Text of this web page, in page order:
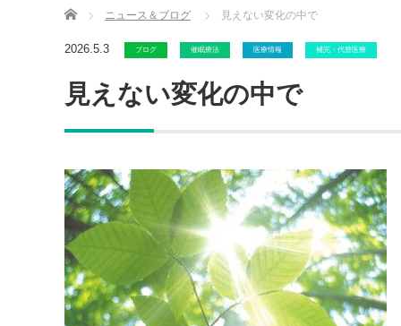
Home ニュース＆ブログ 見えない変化の中で
2026.5.3 ブログ 催眠療法 医療情報 補完・代替医療
見えない変化の中で